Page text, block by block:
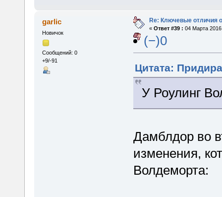
garlic
Новичок
Сообщений: 0
+9/-91
Re: Ключевые отличия
« Ответ #39 : 04 Марта
(−)0
Цитата:
У Роулинг
Дамблдор во
изменения,
Волдеморта: